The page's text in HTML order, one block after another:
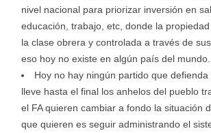
nivel nacional para priorizar inversión en
educación, trabajo, etc, donde la
la clase obrera y controlada a través de
eso hoy no existe en algún país del mundo.
Hoy no hay ningún partido que
lleve hasta el final los anhelos del pueblo
el FA quieren cambiar a fondo la situación
que quieren es seguir administrando el